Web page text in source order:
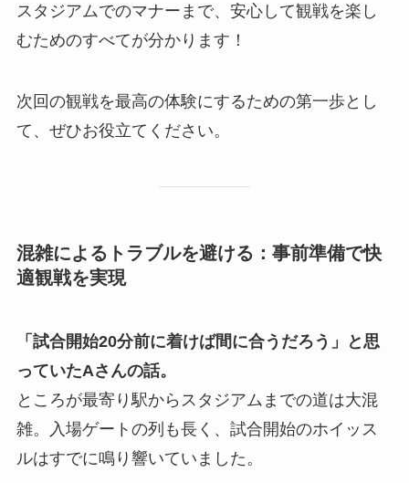
スタジアムでのマナーまで、安心して観戦を楽し
むためのすべてが分かります！
次回の観戦を最高の体験にするための第一歩とし
て、ぜひお役立てください。
混雑によるトラブルを避ける：事前準備で快
適観戦を実現
「試合開始20分前に着けば間に合うだろう」と思
っていたAさんの話。
ところが最寄り駅からスタジアムまでの道は大混
雑。入場ゲートの列も長く、試合開始のホイッス
ルはすでに鳴り響いていました。